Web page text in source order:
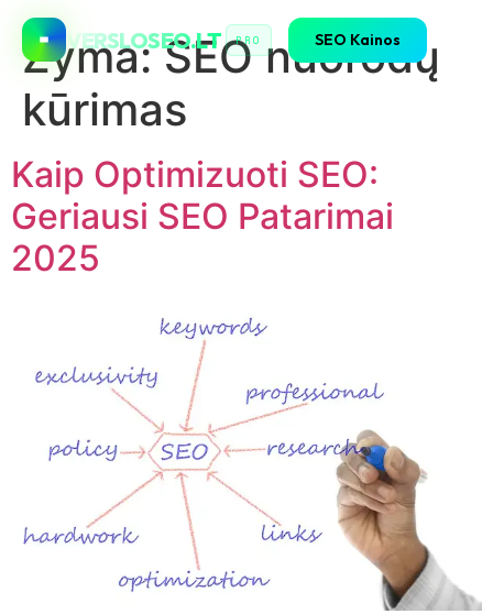
VERSLOSEO.LT PRO SEO Kainos
Žyma:SEO nuorodų
kūrimas
Kaip Optimizuoti SEO:
Geriausi SEO Patarimai
2025